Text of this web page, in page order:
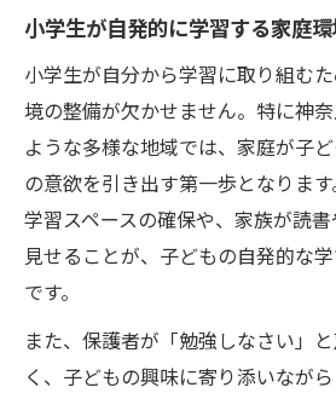
小学生が自発的に学習する家庭
小学生が自分から学習に取り組む
境の整備が欠かせません。特に神
ような多様な地域では、家庭が子
の意欲を引き出す第一歩となりま
学習スペースの確保や、家族が読
見せることが、子どもの自発的な
です。
また、保護者が「勉強しなさい」
く、子どもの興味に寄り添いなが